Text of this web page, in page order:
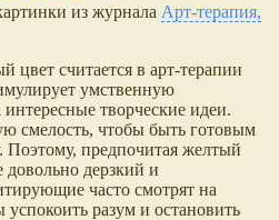
из журнала Арт-терапия,
считается в арт-терапии
умственную
интересные творческие идеи.
смелость, чтобы быть готовым
Поэтому, предпочитая желтый
довольно дерзкий и
часто смотрят на
разум и остановить